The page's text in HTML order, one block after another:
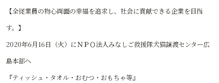
【全従業員の物心両面の幸福を追求し、社会に貢献できる企業を目指
す。】
2020年6月16日（火）にＮＰＯ法人みなしご救援隊犬猫譲渡センター広
島本部へ
『ティッシュ・タオル・おむつ・おもちゃ等』